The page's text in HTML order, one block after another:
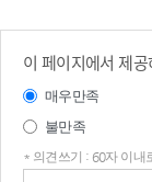
이 페이지에서 제
매우만족
불만족
* 의견쓰기 : 60자 이내